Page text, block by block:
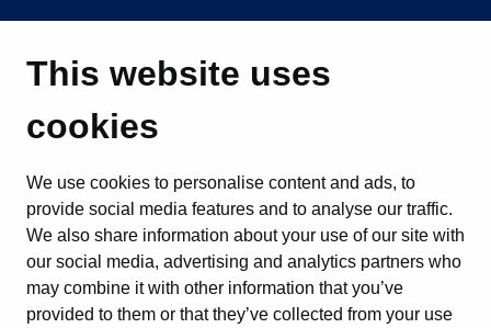
This website uses
cookies
We use cookies to personalise content and ads, to
provide social media features and to analyse our traffic.
We also share information about your use of our site with
our social media, advertising and analytics partners who
may combine it with other information that you’ve
provided to them or that they’ve collected from your use